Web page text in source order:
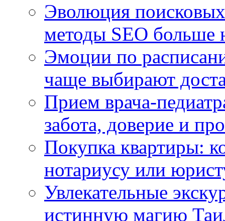
Эволюция
методы SEO больше
Эмоции по
чаще выбирают
Прием врача-
забота, доверие и
Покупка квартиры:
нотариусу или
Увлекательные
истинную магию